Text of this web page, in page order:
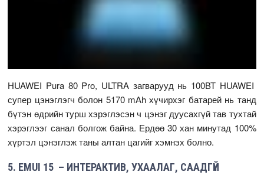
HUAWEI Pura 80 Pro, ULTRA загварууд нь 100ВТ HUAWEI
супер цэнэглэгч болон 5170 mАh хүчирхэг батарей нь танд
бүтэн өдрийн турш хэрэглэсэн ч цэнэг дуусахгүй тав тухтай
хэрэглээг санал болгож байна. Ердөө 30 хан минутад 100%
хүртэл цэнэглэж таны алтан цагийг хэмнэх болно.
5. EMUI 15 – ИНТЕРАКТИВ, УХААЛАГ, СААДГҮЙ